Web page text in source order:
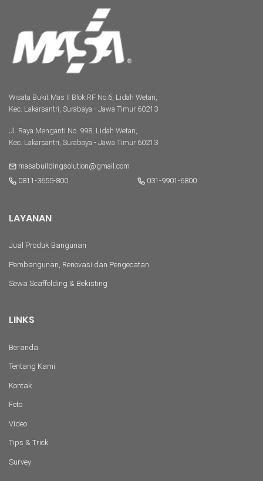
Wisata Bukit Mas II Blok RF No.6, Lidah Wetan,
Kec. Lakarsantri, Surabaya - Jawa Timur 60213
Jl. Raya Menganti No. 998, Lidah Wetan,
Kec. Lakarsantri, Surabaya - Jawa Timur 60213
masabuildingsolution@gmail.com
0811-3655-800
031-9901-6800
LAYANAN
Jual Produk Bangunan
Pembangunan, Renovasi dan Pengecatan
Sewa Scaffolding & Bekisting
LINKS
Beranda
Tentang Kami
Kontak
Foto
Video
Tips & Trick
Survey